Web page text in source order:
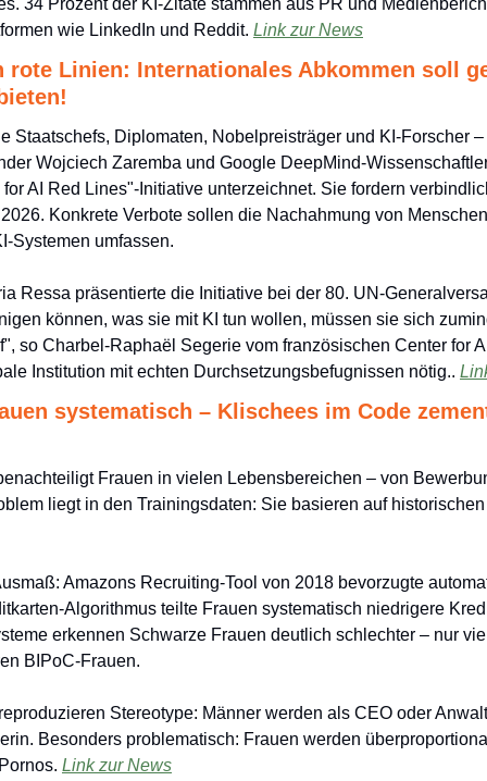
34 Prozent der KI-Zitate stammen aus PR und
wie LinkedIn und Reddit. Link zur News
rote Linien: Internationales Abkommen soll
Staatschefs, Diplomaten, Nobelpreisträger und KI-Forscher
Wojciech Zaremba und Google DeepMind-
AI Red Lines"-Initiative unterzeichnet. Sie fordern
Konkrete Verbote sollen die Nachahmung von
Systemen umfassen.
Ressa präsentierte die Initiative bei der 80. UN-
können, was sie mit KI tun wollen, müssen sie sich
so Charbel-Raphaël Segerie vom französischen Center for
Institution mit echten Durchsetzungsbefugnissen nötig..
systematisch – Klischees im Code
Frauen in vielen Lebensbereichen – von
liegt in den Trainingsdaten: Sie basieren auf
Amazons Recruiting-Tool von 2018 bevorzugte
Algorithmus teilte Frauen systematisch niedrigere
erkennen Schwarze Frauen deutlich schlechter – nur
BIPoC-Frauen.
Stereotype: Männer werden als CEO oder
Besonders problematisch: Frauen werden
Link zur News